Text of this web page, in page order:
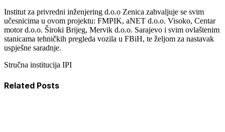
Institut za privredni inženjering d.o.o Zenica zahvaljuje se svim
učesnicima u ovom projektu: FMPIK, aNET d.o.o. Visoko, Centar
motor d.o.o. Široki Brijeg, Mervik d.o.o. Sarajevo i svim ovlaštenim
stanicama tehničkih pregleda vozila u FBiH, te željom za nastavak
uspješne saradnje.
Stručna institucija IPI
Related Posts